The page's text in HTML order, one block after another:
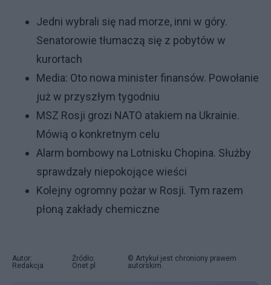
Jedni wybrali się nad morze, inni w góry.
Senatorowie tłumaczą się z pobytów w
kurortach
Media: Oto nowa minister finansów. Powołanie
już w przyszłym tygodniu
MSZ Rosji grozi NATO atakiem na Ukrainie.
Mówią o konkretnym celu
Alarm bombowy na Lotnisku Chopina. Służby
sprawdzały niepokojące wieści
Kolejny ogromny pożar w Rosji. Tym razem
płoną zakłady chemiczne
Autor:
Redakcja
Źródło:
Onet.pl
© Artykuł jest chroniony prawem
autorskim.